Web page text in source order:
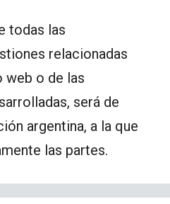
todas las
relacionadas
web o de las
será de
argentina, a la que
las partes.